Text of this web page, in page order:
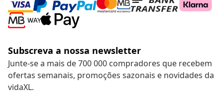
Subscreva a nossa newsletter
Junte-se a mais de 700 000 compradores que recebem
ofertas semanais, promoções sazonais e novidades da
vidaXL.